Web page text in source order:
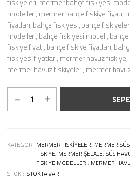
fıskiyeleri, mermer bahçe fıskiyesi
modelleri, mermer bahçe fıskiye fiyatı,
fiyatları, bahçe fıskiyesi, bahçe
modelleri, bahçe fıskiyesi modeli,
fıskiye fiyatı, bahçe fıskiye fiyatları,
fıskiyesi fiyatları, mermer havuz
mermer havuz fıskiyeleri, mermer
KATEGORI
:
MERMER FISKIYELER, MERMER
FISKIYE, MERMER ŞELALE, SÜS
FISKIYE MODELLERI, MERMER
STOK : STOKTA VAR